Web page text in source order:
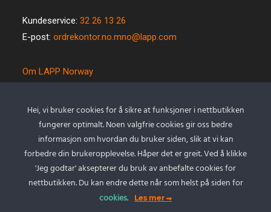
Kundeservice:32 26 13 26
E-post:ordrekontor.no.mno@lapp.com
Om LAPP Norway
Kvalitet og miljø
Betingelser
Kontakt oss
Cookie policy
Personvernserklæring
Hei, vi bruker cookies for å sikre at funksjoner i nettbutikken
fungerer optimalt. Noen valgfrie cookies gir oss bedre
informasjon om hvordan du bruker siden, slik at vi kan
forbedre din brukeropplevelse. Håper det er greit. Ved å klikke
'Jeg godtar' aksepterer du bruk av anbefalte cookies for
nettbutikken. Du kan endre dette når som helst på siden for
cookies. Les mer